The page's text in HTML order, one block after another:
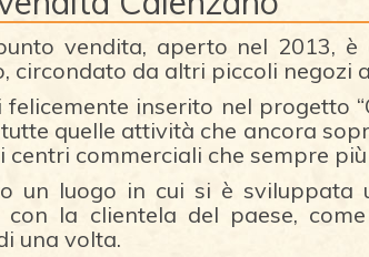
vendita, aperto nel 2013, è
circondato da altri piccoli negozi
inserito nel progetto
quelle attività che ancora
centri commerciali che sempre
un luogo in cui si è
con la clientela del paese,
una volta.